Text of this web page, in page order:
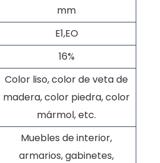
mm
E1,EO
16%
Color liso, color de veta de
madera, color piedra, color
mármol, etc.
Muebles de interior,
armarios, gabinetes,